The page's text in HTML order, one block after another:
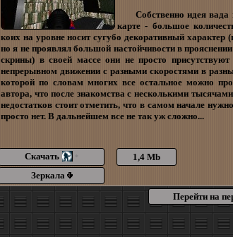
Собственно идея
карте - большое
коих на уровне носит сугубо декоративный
но я не проявлял большой настойчивости в
скрины) в своей массе они не просто
непрерывном движении с разными скоростями в
которой по словам многих все остальное можно
автора, что после знакомства с несколькими
недостатков стоит отметить, что в самом начале
просто нет. В дальнейшем все не так уж сложно...
Скачать
* 1,4 Mb
Зеркала